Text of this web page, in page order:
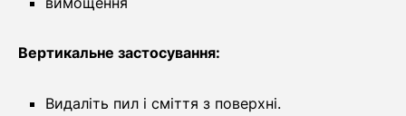
Вертикальне застосування:
Видаліть пил і сміття з поверхні.